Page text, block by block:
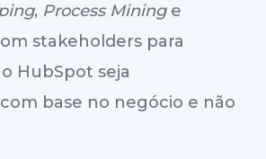
, Process Mininge
stakeholders para
HubSpot seja
base no negócio e não